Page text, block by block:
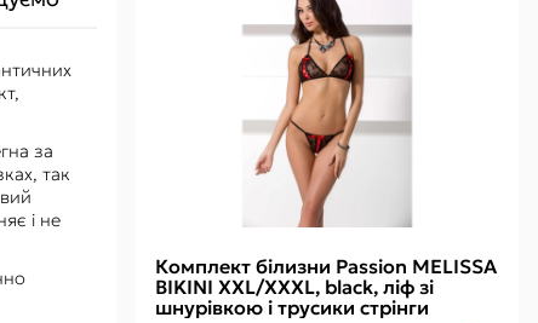
Комплект білизни Passion MELISSA
BIKINI XXL/XXXL, black, ліф зі
шнурівкою і трусики стрінги
за
так
і не